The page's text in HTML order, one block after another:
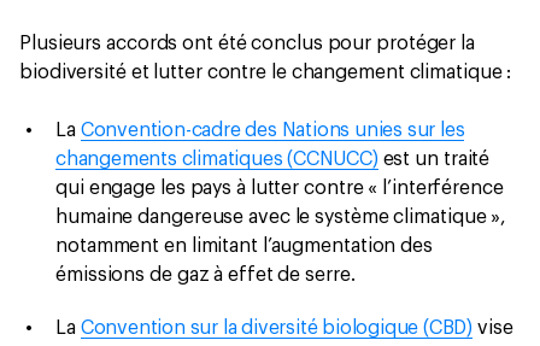
Plusieurs accords ont été conclus pour protéger la
biodiversité et lutter contre le changement climatique :
La Convention-cadre des Nations unies sur les
changements climatiques (CCNUCC) est un traité
qui engage les pays à lutter contre « l’interférence
humaine dangereuse avec le système climatique »,
notamment en limitant l’augmentation des
émissions de gaz à effet de serre.
La Convention sur la diversité biologique (CBD) vise